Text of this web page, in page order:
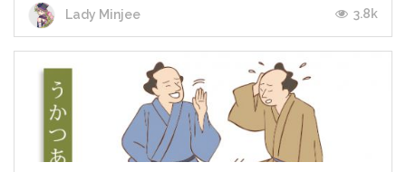
Lady Minjee 3.8k